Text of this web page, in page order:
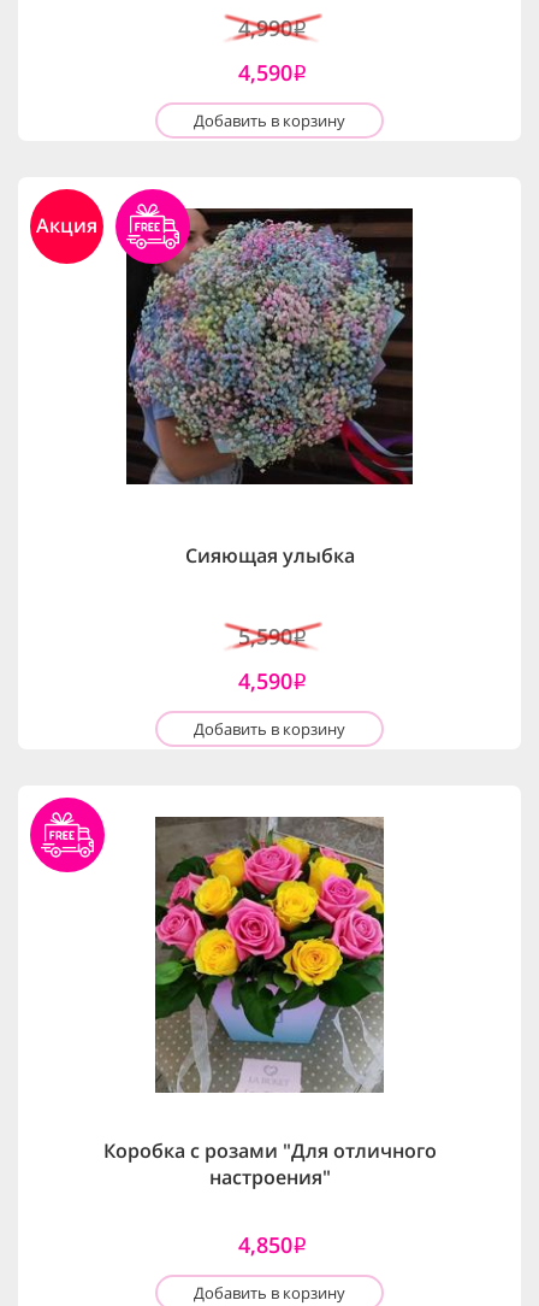
4,990i
4,590i
Добавить в корзину
Акция
Сияющая улыбка
5,590i
4,590i
Добавить в корзину
Коробка с розами "Для отличного
настроения"
4,850i
Добавить в корзину